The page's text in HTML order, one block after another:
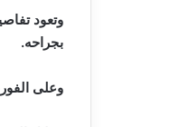
وتعود
بجراحه.
وعلى